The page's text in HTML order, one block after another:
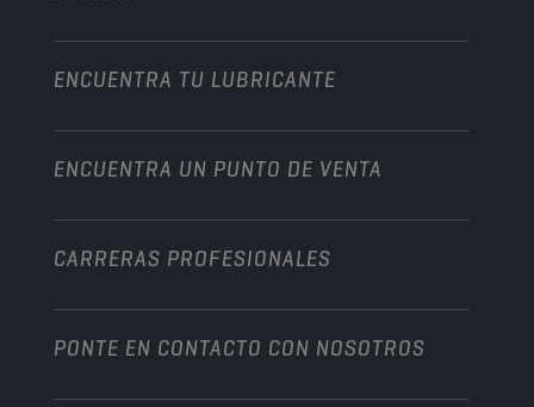
Motocicleta y vehículo todoterreno
Industria
Naútica
Colaboraciones en deportes de motor
Motocicleta
Servicio pesado
ENCUENTRA TU LUBRICANTE
ENCUENTRA UN PUNTO DE VENTA
CARRERAS PROFESIONALES
PONTE EN CONTACTO CON NOSOTROS